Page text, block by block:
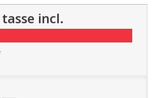
tasse incl.